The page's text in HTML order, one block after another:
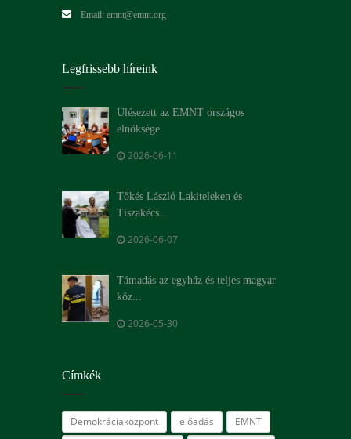
Email: emnt@emnt.org
Legfrissebb híreink
Ülésezett az EMNT országos
elnöksége
2026-06-11
Tőkés László Lakiteleken és
Tiszakécs...
2026-06-07
Támadás az egyház és teljes magyar
köz...
2026-05-30
Címkék
Demokráciaközpont előadás EMNT